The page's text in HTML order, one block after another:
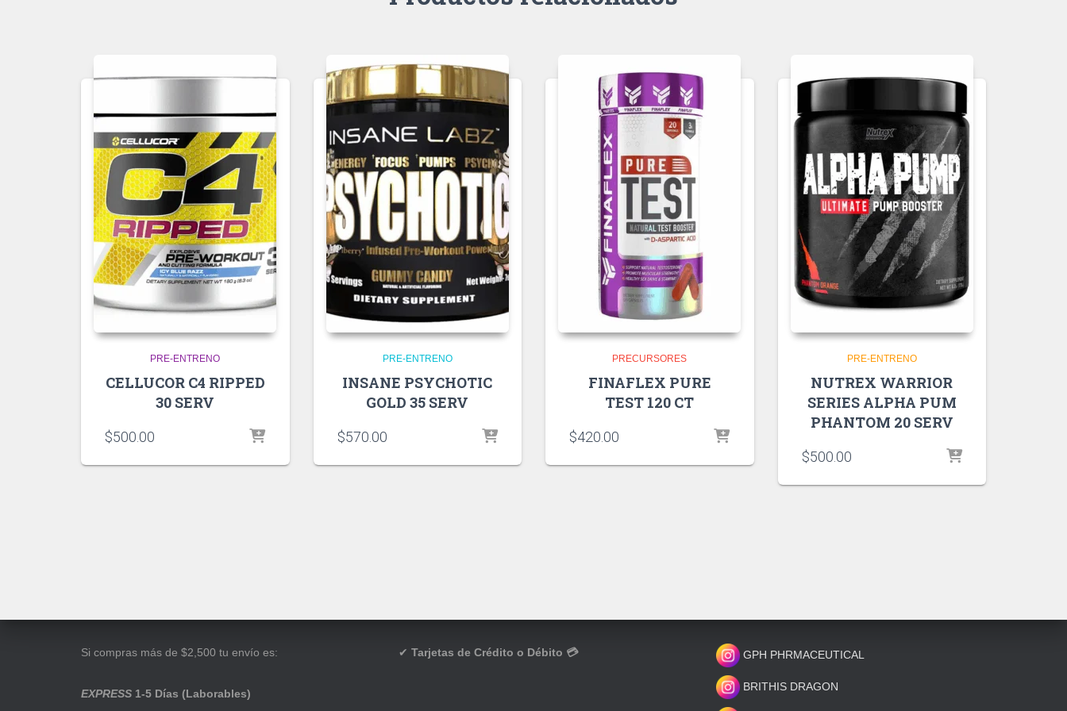
PRE-ENTRENO
CELLUCOR C4 RIPPED
30 SERV
$500.00
PRE-ENTRENO
INSANE PSYCHOTIC
GOLD 35 SERV
$570.00
PRECURSORES
FINAFLEX PURE
TEST 120 CT
$420.00
PRE-ENTRENO
NUTREX WARRIOR
SERIES ALPHA PUM
PHANTOM 20 SERV
$500.00
Si compras más de $2,500 tu envío es:
EXPRESS 1-5 Días (Laborables)
✔ Tarjetas de Crédito o Débito 💳 GPH PHRMACEUTICAL
BRITHIS DRAGON